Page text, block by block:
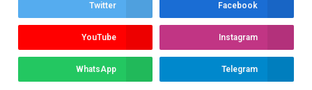
Facebook
Twitter
Instagram
YouTube
Telegram
WhatsApp